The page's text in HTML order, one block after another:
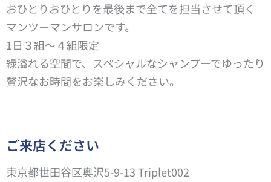
おひとりおひとりを最後まで全てを担当させて頂く
マンツーマンサロンです。
1日３組〜４組限定
緑溢れる空間で、スペシャルなシャンプーでゆったり
贅沢なお時間をお楽しみください。
ご来店ください
東京都世田谷区奥沢5-9-13 Triplet002